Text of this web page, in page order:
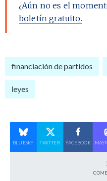
¿Aún no es el
boletín gratuito.
financiación de partidos
leyes
BLUESKY TWITTER FACEBOOK